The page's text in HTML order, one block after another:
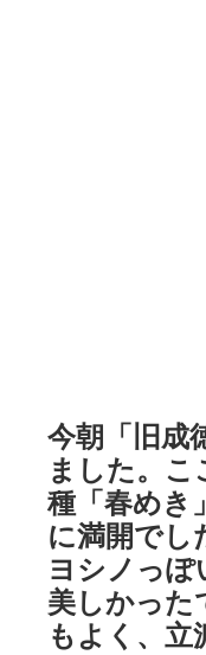
今朝「旧成
ました。こ
種「春めき
に満開で
ヨシノっぽ
美しかった
もよく、